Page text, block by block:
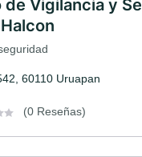
de Vigilancia y
60110 Uruapan
(0 Reseñas)